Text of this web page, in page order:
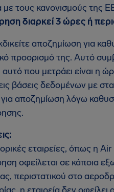
τους κανονισμούς της ΕΕ
διαρκεί 3 ώρες ή
αποζημίωση για
προορισμό της. Αυτό
που μετράει είναι η
βάσεις δεδομένων με
για αποζημίωση λόγω
εταιρείες, όπως η
οφείλεται σε κάποια
περιστατικού στο